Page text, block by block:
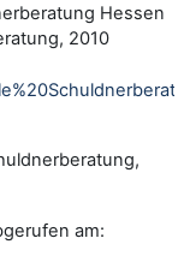
Hessen
2010
am: